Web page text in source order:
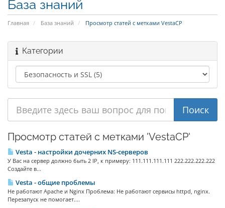
База знаний
Главная База знаний Просмотр статей с метками VestaCP
Категории
Просмотр статей с метками 'VestaCP'
Vesta - настройки дочерних NS-серверов
У Вас на сервер должно быть 2 IP, к примеру: 111.111.111.111 222.222.222.222
Создайте в...
Vesta - общие проблемы
Не работают Apache и Nginx Проблема: Не работают сервисы httpd, nginx.
Перезапуск не помогает....